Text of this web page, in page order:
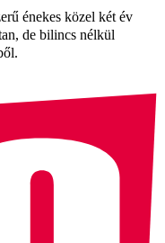
énekes közel két év
de bilincs nélkül